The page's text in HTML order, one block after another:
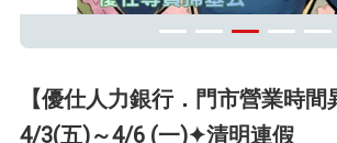
【優仕人力銀行．門市營業時
4/3(五)～4/6 (一)✦清明連假